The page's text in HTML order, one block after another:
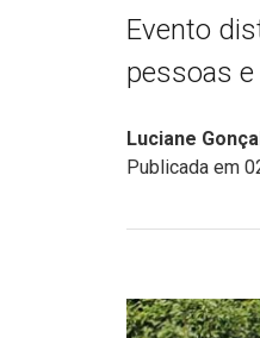
Evento
pessoas
Luciane
Publicada em